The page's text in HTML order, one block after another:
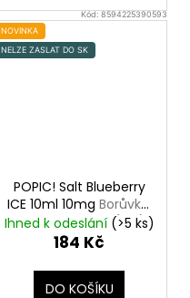
Kód:8594225390593
NOVINKA
NELZE ZASLAT DO SK
POPIC! Salt Blueberry
ICE 10ml 10mg Borůvka,
Chladivá složka (ICE)
Ihned k odeslání (>5 ks)
184 Kč
DO KOŠÍKU